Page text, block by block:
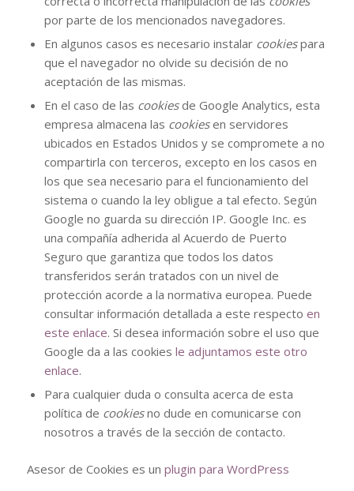
por parte de los mencionados navegadores.
En algunos casos es necesario instalar cookiespara
que el navegador no olvide su decisión de no
aceptación de las mismas.
En el caso de las cookiesde Google Analytics, esta
empresa almacena las cookiesen servidores
ubicados en Estados Unidos y se compromete a no
compartirla con terceros, excepto en los casos en
los que sea necesario para el funcionamiento del
sistema o cuando la ley obligue a tal efecto. Según
Google no guarda su dirección IP. Google Inc. es
una compañía adherida al Acuerdo de Puerto
Seguro que garantiza que todos los datos
transferidos serán tratados con un nivel de
protección acorde a la normativa europea. Puede
consultar información detallada a este respecto en
este enlace. Si desea información sobre el uso que
Google da a las cookies le adjuntamos este otro
enlace.
Para cualquier duda o consulta acerca de esta
política de cookiesno dude en comunicarse con
nosotros a través de la sección de contacto.
Asesor de Cookies es un plugin para WordPress